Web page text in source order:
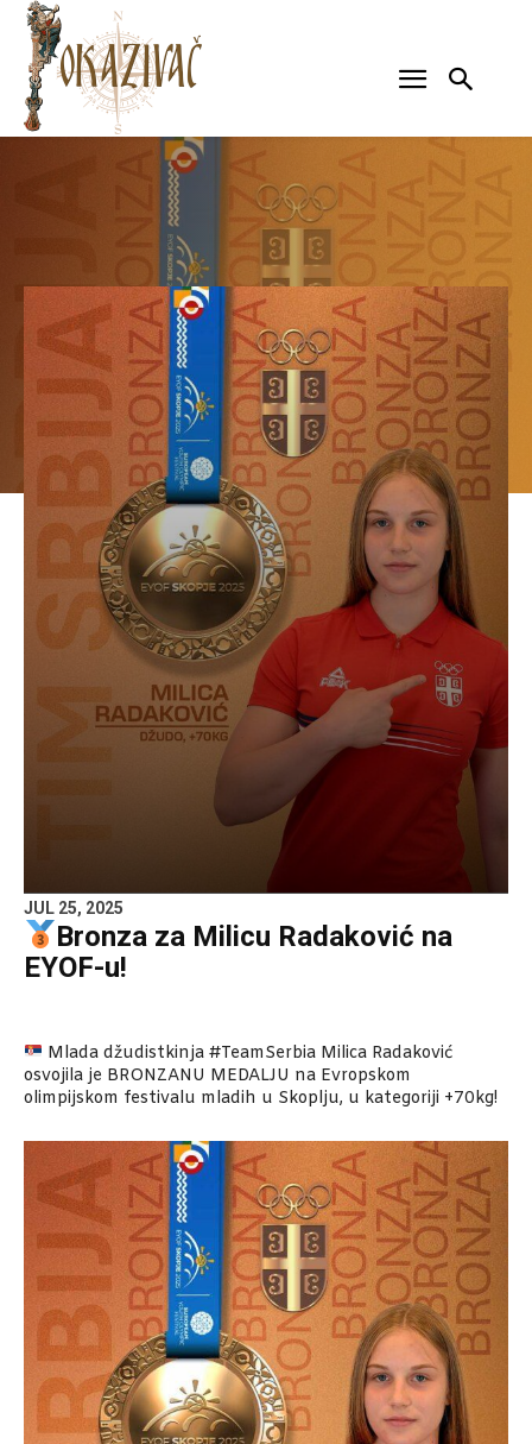
JUL 25, 2025
Bronza za Milicu Radaković na
EYOF-u!
Mlada džudistkinja #TeamSerbia Milica Radaković
osvojila je BRONZANU MEDALJU na Evropskom
olimpijskom festivalu mladih u Skoplju, u kategoriji +70kg!